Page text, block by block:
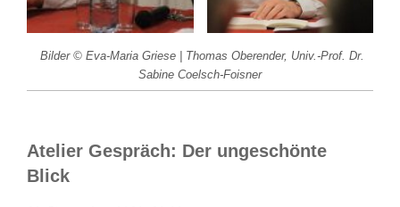
Bilder © Eva-Maria Griese | Thomas Oberender, Univ.-Prof. Dr.
Sabine Coelsch-Foisner
Atelier Gespräch: Der ungeschönte
Blick